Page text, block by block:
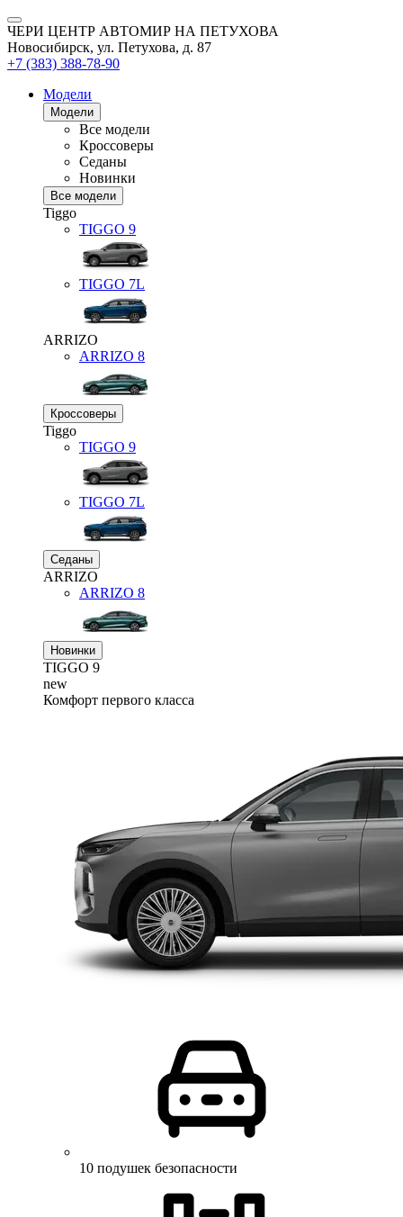
ЧЕРИ ЦЕНТР АВТОМИР НА ПЕТУХОВА
Новосибирск, ул. Петухова, д. 87
+7 (383) 388-78-90
Модели
Модели
Все модели
Кроссоверы
Седаны
Новинки
Все модели
Tiggo
TIGGO 9
TIGGO 7L
ARRIZO
ARRIZO 8
Кроссоверы
Tiggo
TIGGO 9
TIGGO 7L
Седаны
ARRIZO
ARRIZO 8
Новинки
TIGGO 9
new
Комфорт первого класса
10 подушек безопасности